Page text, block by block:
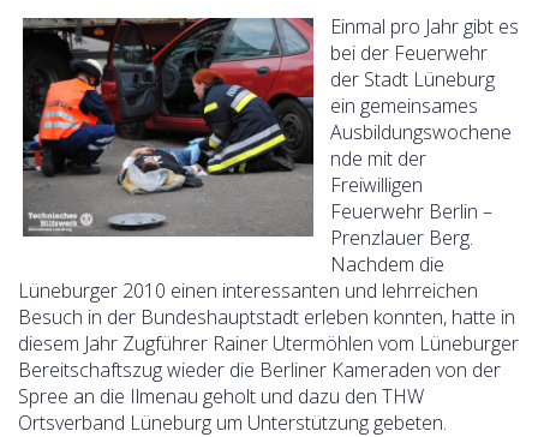
Einmal pro Jahr gibt es
bei der Feuerwehr
der Stadt Lüneburg
ein gemeinsames
Ausbildungswochene
nde mit der
Freiwilligen
Feuerwehr Berlin –
Prenzlauer Berg.
Nachdem die
Lüneburger 2010 einen interessanten und lehrreichen
Besuch in der Bundeshauptstadt erleben konnten, hatte in
diesem Jahr Zugführer Rainer Utermöhlen vom Lüneburger
Bereitschaftszug wieder die Berliner Kameraden von der
Spree an die Ilmenau geholt und dazu den THW
Ortsverband Lüneburg um Unterstützung gebeten.